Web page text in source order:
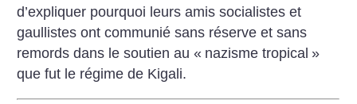
d’expliquer pourquoi leurs amis socialistes et
gaullistes ont communié sans réserve et sans
remords dans le soutien au « nazisme tropical »
que fut le régime de Kigali.